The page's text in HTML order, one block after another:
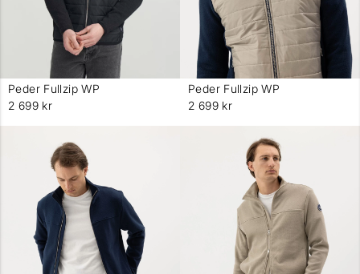
Peder Fullzip WP
2 699 kr
Peder Fullzip WP
2 699 kr